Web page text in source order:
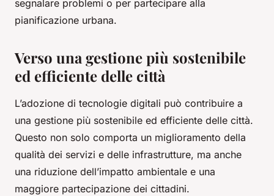
segnalare problemi o per partecipare alla
pianificazione urbana.
Verso una gestione più sostenibile
ed efficiente delle città
L’adozione di tecnologie digitali può contribuire a
una gestione più sostenibile ed efficiente delle città.
Questo non solo comporta un miglioramento della
qualità dei servizi e delle infrastrutture, ma anche
una riduzione dell’impatto ambientale e una
maggiore partecipazione dei cittadini.